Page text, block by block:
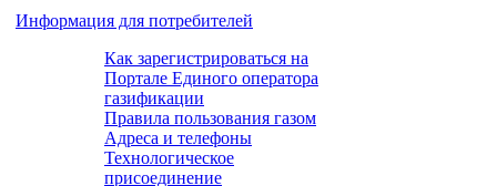
Информация для потребителей
Как зарегистрироваться на
Портале Единого оператора
газификации
Правила пользования газом
Адреса и телефоны
Технологическое
присоединение